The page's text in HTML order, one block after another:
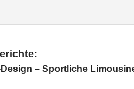
– Sportliche